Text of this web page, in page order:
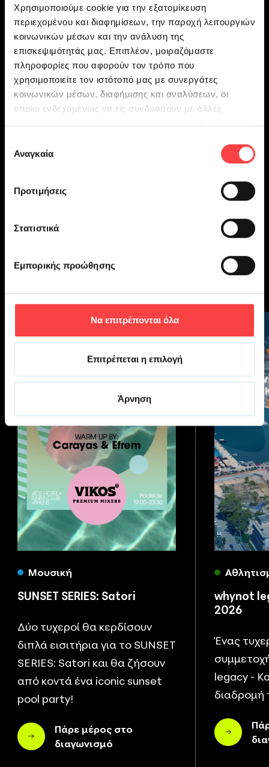
Χρησιμοποιούμε cookie για την εξατομίκευση
περιεχομένου και διαφημίσεων, την παροχή λειτουργιών
κοινωνικών μέσων και την ανάλυση της
επισκεψιμότητάς μας. Επιπλέον, μοιραζόμαστε
πληροφορίες που αφορούν τον τρόπο που
χρησιμοποιείτε τον ιστότοπό μας με συνεργάτες
κοινωνικών μέσων, διαφήμισης και αναλύσεων, οι
οποίοι ενδεχομένως να τις συνδυάσουν με άλλες
των υπηρεσιών τους.
συγκατάθεσης
Αναγκαία
Προτιμήσεις
Στατιστικά
Εμπορικής προώθησης
Να επιτρέπονται όλα
Επιτρέπεται η επιλογή
Άρνηση
Συχνές ερωτήσεις
Έχεις απορίες; Έχουμε απαντήσεις!
Μάθε τα πάντα
Δες άλλα events
Μουσική
SUNSET SERIES: Satori
Δύο τυχεροί θα κερδίσουν
διπλά εισιτήρια για το SUNSET
SERIES: Satori και θα ζήσουν
από κοντά ένα iconic sunset
pool party!
Πάρε μέρος στο
διαγωνισμό
whynot
2026
Ένας
legacy -
διαδρομή